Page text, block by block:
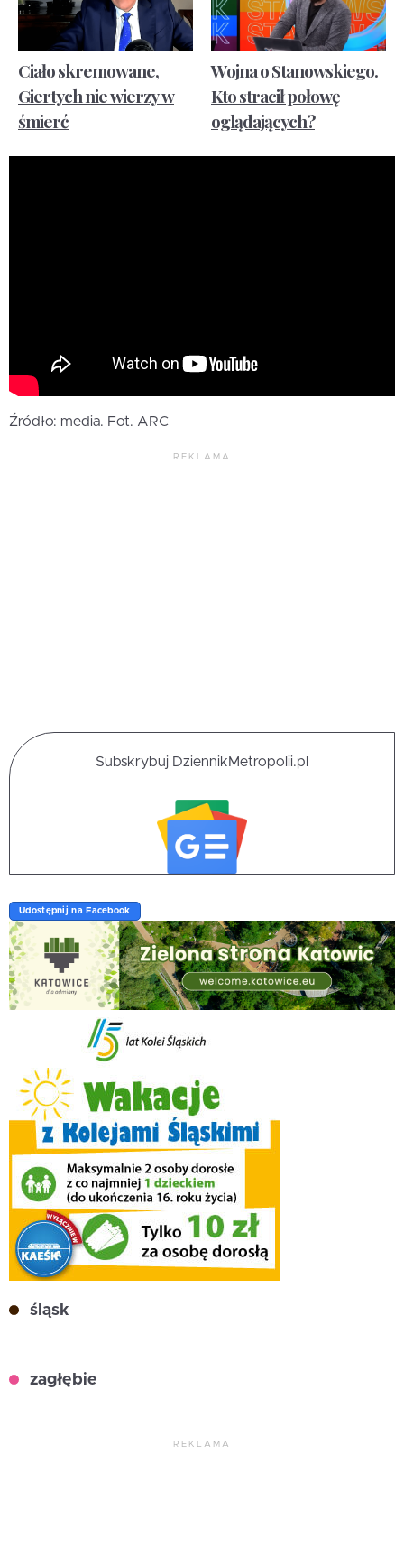
Ciało skremowane,
Giertych nie wierzy w
śmierć
Wojna o Stanowskiego.
Kto stracił połowę
oglądających?
Źródło: media. Fot. ARC
REKLAMA
Subskrybuj DziennikMetropolii.pl
Udostępnij na Facebook
śląsk
zagłębie
REKLAMA